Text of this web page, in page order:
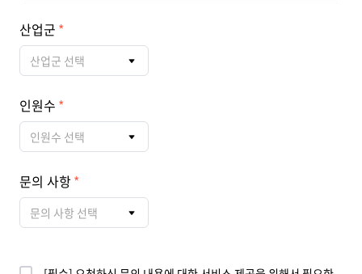
산업군
산업군 선택
인원수
인원수 선택
문의 사항
문의 사항 선택